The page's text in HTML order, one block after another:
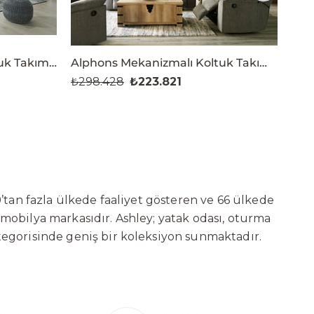
Draycoll Mekanizmalı Koltuk Takımı (3+2+1)
Alphons Mekanizmalı Koltuk Takımı (3+2+1)
₺223.821
₺298.428
fazla ülkede faaliyet gösteren ve 66 ülkede
markasıdır. Ashley; yatak odası, oturma
geniş bir koleksiyon sunmaktadır.
değil, aynı zamanda gelecekte
yatırımları kapsamında, Kayseri Serbest
hedefi; Türkiye merkezli bir üretim üssü